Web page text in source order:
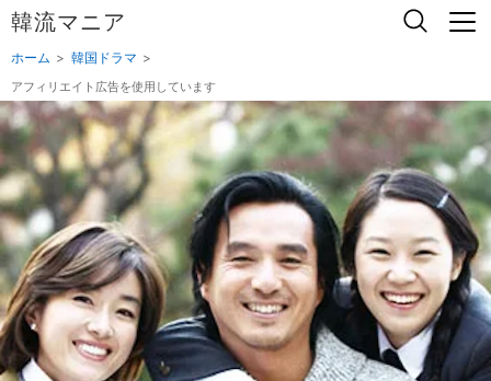
韓流マニア
ホーム 韓国ドラマ
アフィリエイト広告を使用しています